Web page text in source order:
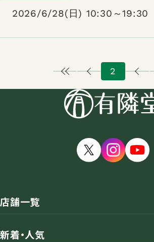
2026/6/28(日) 10:30～19:30
2
店舗一覧
新着・人気